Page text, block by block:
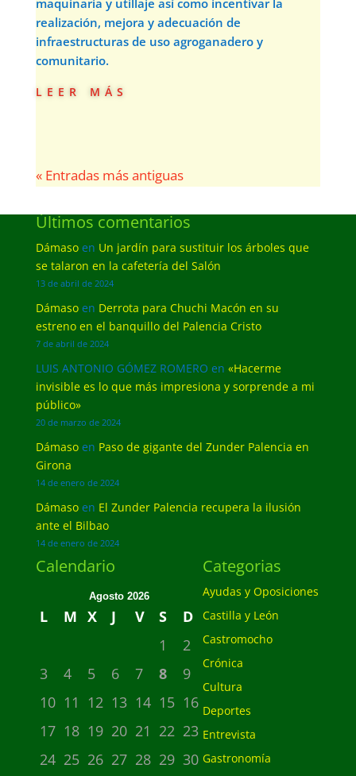
maquinaria y utillaje así como incentivar la
realización, mejora y adecuación de
infraestructuras de uso agroganadero y
comunitario.
leer más
« Entradas más antiguas
Últimos comentarios
Dámasoen Un jardín para sustituir los árboles que
se talaron en la cafetería del Salón
13 de abril de 2024
Dámasoen Derrota para Chuchi Macón en su
estreno en el banquillo del Palencia Cristo
7 de abril de 2024
LUIS ANTONIO GÓMEZ ROMERO en «Hacerme
invisible es lo que más impresiona y sorprende a mi
público»
20 de marzo de 2024
Dámasoen Paso de gigante del Zunder Palencia en
Girona
14 de enero de 2024
Dámasoen El Zunder Palencia recupera la ilusión
ante el Bilbao
14 de enero de 2024
Calendario
Agosto 2026
L M X J V S
D
1
2
3
4 5 6 7 8
9
10 11 12 13 14 15 16
17 18 19 20 21 22 23
24 25 26 27 28 29 30
Categorias
Ayudas y Oposiciones
Castilla y León
Castromocho
Crónica
Cultura
Deportes
Entrevista
Gastronomía